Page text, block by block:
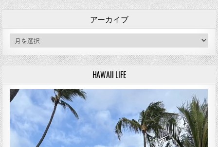
アーカイブ
アーカイブ
HAWAII LIFE